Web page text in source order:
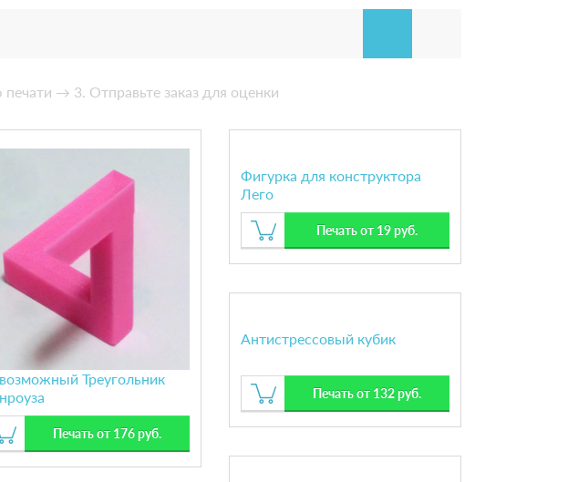
→ 3. Отправьте заказ для оценки
Треугольник
Печать от 176 руб.
Фигурка для конструктора
Лего
Печать от 19 руб.
Антистрессовый кубик
Печать от 132 руб.